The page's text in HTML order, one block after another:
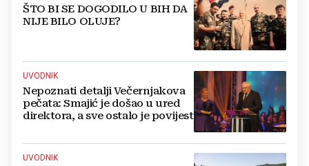
ŠTO BI SE DOGODILO U BIH DA
NIJE BILO OLUJE?
UVODNIK
Nepoznati detalji Večernjakova
pečata: Smajić je došao u ured
direktora, a sve ostalo je povijest
UVODNIK